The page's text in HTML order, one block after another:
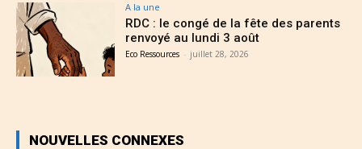
A la une
RDC : le congé de la fête des parents
renvoyé au lundi 3 août
Eco Ressources - juillet 28, 2026
NOUVELLES CONNEXES